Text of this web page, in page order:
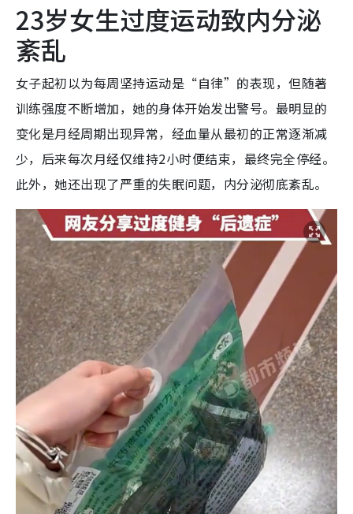
23岁女生过度运动致内分泌
紊乱
女子起初以为每周坚持运动是“自律”的表现，但随著
训练强度不断增加，她的身体开始发出警号。最明显的
变化是月经周期出现异常，经血量从最初的正常逐渐减
少，后来每次月经仅维持2小时便结束，最终完全停经。
此外，她还出现了严重的失眠问题，内分泌彻底紊乱。